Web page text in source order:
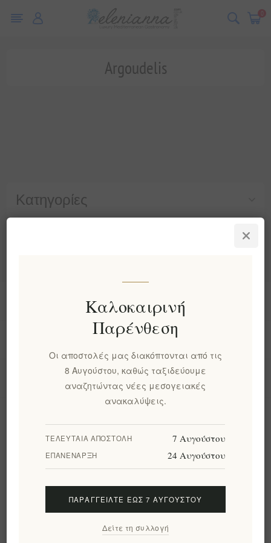
0
Κατηγορίες
Argoudelis
Πληροφορίες
Ο λογαριασμός μου
Εργαλεία σελίδας
Ακολουθήστε μας
Καλοκαιρινή
Παρένθεση
Οι αποστολές μας διακόπτονται από τις
8 Αυγούστου, καθώς ταξιδεύουμε
αναζητώντας νέες μεσογειακές
ανακαλύψεις.
ΤΕΛΕΥΤΑΊΑ ΑΠΟΣΤΟΛΉ 7 Αυγούστου
ΕΠΑΝΈΝΑΡΞΗ 24 Αυγούστου
ΠΑΡΑΓΓΕΊΛΤΕ ΈΩΣ 7 ΑΥΓΟΎΣΤΟΥ
Δείτε τη συλλογή